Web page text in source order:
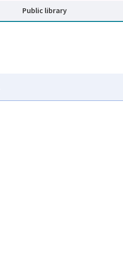
Public library